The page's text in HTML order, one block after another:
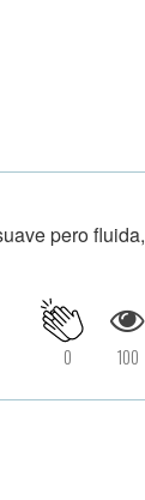
pero fluida,
100
0